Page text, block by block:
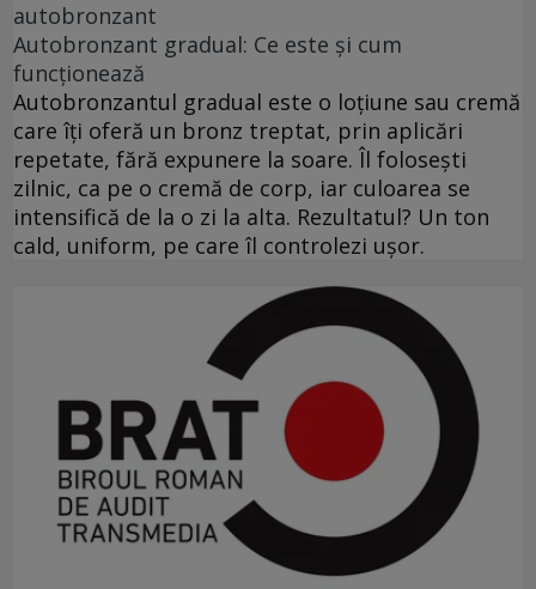
autobronzant
Autobronzant gradual: Ce este și cum
funcționează
Autobronzantul gradual este o loțiune sau cremă
care îți oferă un bronz treptat, prin aplicări
repetate, fără expunere la soare. Îl folosești
zilnic, ca pe o cremă de corp, iar culoarea se
intensifică de la o zi la alta. Rezultatul? Un ton
cald, uniform, pe care îl controlezi ușor.